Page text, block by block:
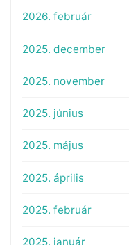
2026. február
2025. december
2025. november
2025. június
2025. május
2025. április
2025. február
2025. január